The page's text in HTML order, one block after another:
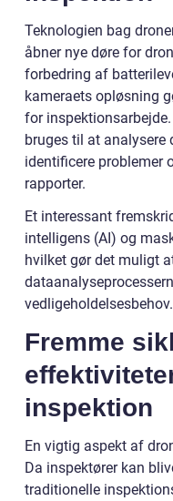
Teknologien bag
åbner nye døre for
forbedring af
kameraets opløsning
for
bruges til at analysere
identificere problemer
rapporter.
Et interessant
intelligens (AI) og
hvilket gør det muligt
vedligeholdelsesbehov.
Fremme
inspektion
En vigtig aspekt af
Da inspektører kan
traditionelle